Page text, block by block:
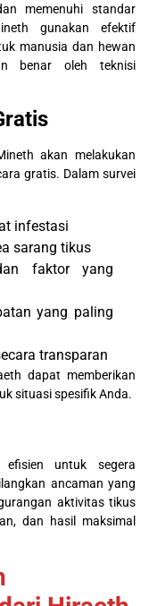
memenuhi standar
gunakan efektif
manusia dan hewan
benar oleh teknisi
akan melakukan
gratis. Dalam survei
infestasi
sarang tikus
faktor yang
yang paling
transparan
dapat memberikan
situasi spesifik Anda.
untuk segera
ancaman yang
aktivitas tikus
dan hasil maksimal